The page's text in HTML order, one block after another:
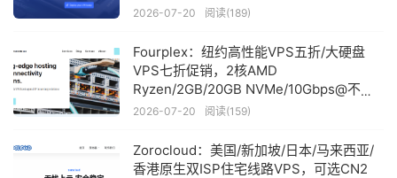
流量，月付$2.1起
2026-07-20 阅读(189)
Fourplex：纽约高性能VPS五折/大硬盘
VPS七折促销，2核AMD
Ryzen/2GB/20GB NVMe/10Gbps@不限
流量，月付$3.5起
2026-07-20 阅读(159)
Zorocloud：美国/新加坡/日本/马来西亚/
香港原生双ISP住宅线路VPS，可选CN2